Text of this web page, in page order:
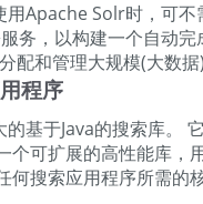
Apache Solr时，可不
务，以构建一个自动
配和管理大规模(大数
程序
基于Java的搜索库。
个可扩展的高性能库，
何搜索应用程序所需的